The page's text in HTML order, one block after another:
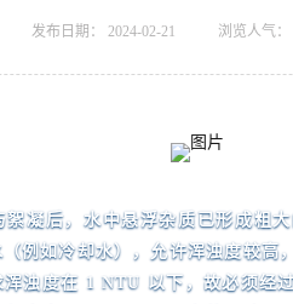
发布日期： 2024-02-21 浏览人气：
絮凝后，水中悬浮杂质已形成粗
例如冷却水），允许浑浊度较高
浊度在 1 NTU 以下，故必须经